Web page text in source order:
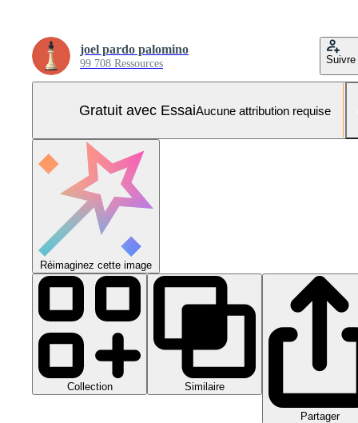
joel pardo palomino
99 708 Ressources Suivre
Gratuit avec EssaiAucune attribution requise
Réimaginez cette image
Collection Similaire
Partager